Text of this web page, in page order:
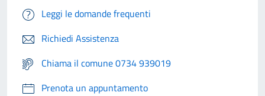
Leggi le domande frequenti
Richiedi Assistenza
Chiama il comune 0734 939019
Prenota un appuntamento